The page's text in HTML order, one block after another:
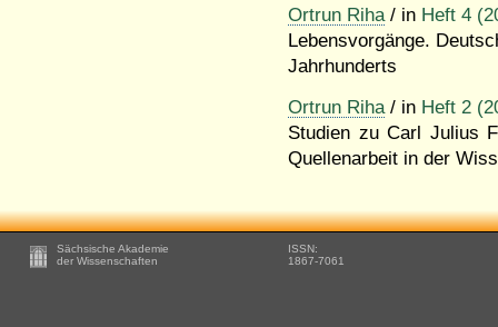
Ortrun Riha / in Heft 4
Lebensvorgänge.
Jahrhunderts
Ortrun Riha / in Heft 2
Studien zu Carl Julius
Quellenarbeit in der
Footer
Sächsische Akademie
der Wissenschaften
ISSN:
1867-7061